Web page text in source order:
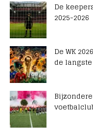
De
2025-2026
De WK
de